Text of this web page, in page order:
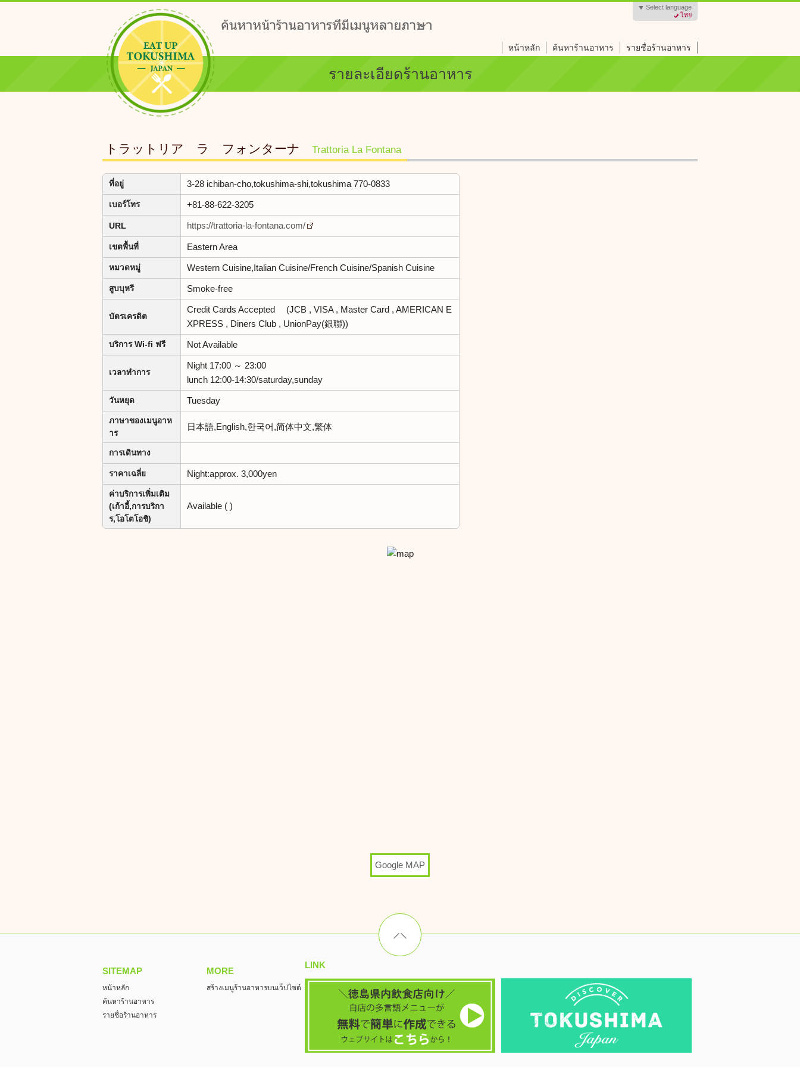
Select language
ไทย
หน้าหลัก ค้นหาร้านอาหาร รายชื่อร้านอาหาร
รายละเอียดร้านอาหาร
トラットリア ラ フォンターナ Trattoria La Fontana
ที่อยู่ 3-28 ichiban-cho,tokushima-shi,tokushima 770-0833
เบอร์โทร +81-88-622-3205
URL https://trattoria-la-fontana.com/
เขตพื้นที่ Eastern Area
หมวดหมู่ Western Cuisine,Italian Cuisine/French Cuisine/Spanish Cuisine
สูบบุหรี Smoke-free
บัตรเครดิต
Credit Cards Accepted (JCB , VISA , Master Card , AMERICAN E
XPRESS , Diners Club , UnionPay(銀聯))
บริการ Wi-fi ฟรี Not Available
เวลาทำการ
Night 17:00 ～ 23:00
lunch 12:00-14:30/saturday,sunday
วันหยุด Tuesday
ภาษาของเมนูอาห
าร
日本語,English,한국어,简体中文,繁体
การเดินทาง
ราคาเฉลี่ย Night:approx. 3,000yen
ค่าบริการเพิ่มเติม
(เก้าอี้,การบริกา
ร,โอโตโอชิ)
Available ( )
Google MAP
SITEMAP
หน้าหลัก
ค้นหาร้านอาหาร
รายชื่อร้านอาหาร
MORE
สร้างเมนูร้านอาหารบนเว็ปไซต์
LINK